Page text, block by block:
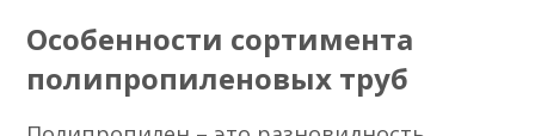
Особенности сортимента
полипропиленовых труб